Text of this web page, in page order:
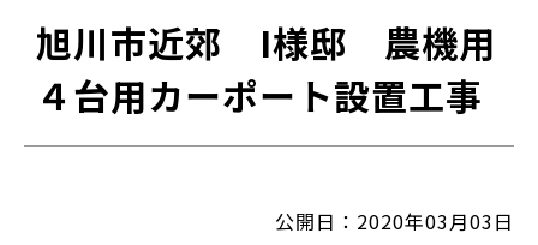
旭川市近郊 I様邸 農機用
４台用カーポート設置工事
公開日：2020年03月03日